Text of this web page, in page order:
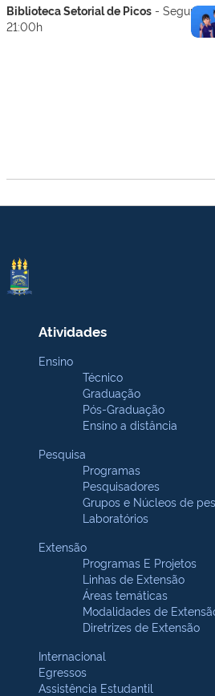
Biblioteca Setorial de Picos - Segunda
21:00h
Atividades
Ensino
Técnico
Graduação
Pós-Graduação
Ensino a distância
Pesquisa
Programas
Pesquisadores
Grupos e Núcleos de
Laboratórios
Extensão
Programas E Projetos
Linhas de Extensão
Áreas temáticas
Modalidades de
Diretrizes de Extensão
Internacional
Egressos
Assistência Estudantil